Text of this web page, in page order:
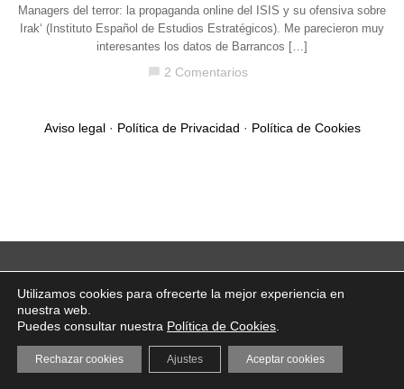
Managers del terror: la propaganda online del ISIS y su ofensiva sobre
Irak‘ (Instituto Español de Estudios Estratégicos). Me parecieron muy
interesantes los datos de Barrancos […]
2 Comentarios
Aviso legal· Política de Privacidad · Política de Cookies
Utilizamos cookies para ofrecerte la mejor experiencia en
nuestra web.
Puedes consultar nuestra Política de Cookies
Aceptar cookies
Rechazar cookies Ajustes